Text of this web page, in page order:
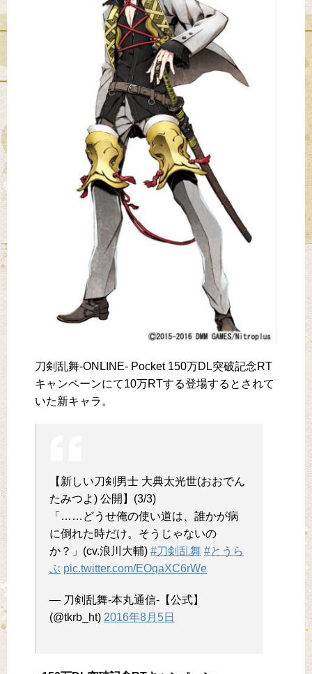
刀剣乱舞-ONLINE- Pocket 150万DL突破記念RT
キャンペーンにて10万RTする登場するとされて
いた新キャラ。
【新しい刀剣男士 大典太光世(おおでん
たみつよ) 公開】(3/3)
「……どうせ俺の使い道は、誰かが病
に倒れた時だけ。そうじゃないの
か？」(cv.浪川大輔) #刀剣乱舞 #とうら
ぶ pic.twitter.com/EOqaXC6rWe
— 刀剣乱舞-本丸通信-【公式】
(@tkrb_ht) 2016年8月5日